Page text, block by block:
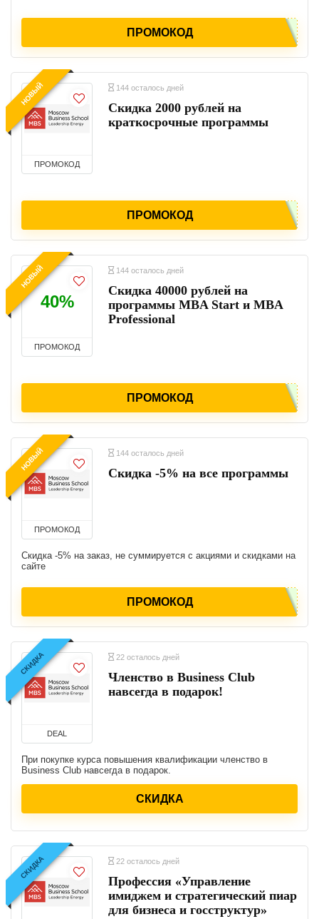
ПРОМОКОД
НОВЫЙ
ПРОМОКОД
144 осталось дней
Скидка 2000 рублей на
краткосрочные программы
ПРОМОКОД
НОВЫЙ
40%
ПРОМОКОД
144 осталось дней
Скидка 40000 рублей на
программы MBA Start и MBA
Professional
ПРОМОКОД
НОВЫЙ
ПРОМОКОД
144 осталось дней
Скидка -5% на все программы
Скидка -5% на заказ, не суммируется с акциями и скидками на
сайте
ПРОМОКОД
СКИДКА
DEAL
22 осталось дней
Членство в Business Club
навсегда в подарок!
При покупке курса повышения квалификации членство в
Business Club навсегда в подарок.
СКИДКА
СКИДКА 22 осталось дней
Профессия «Управление
имиджем и стратегический пиар
для бизнеса и госструктур»